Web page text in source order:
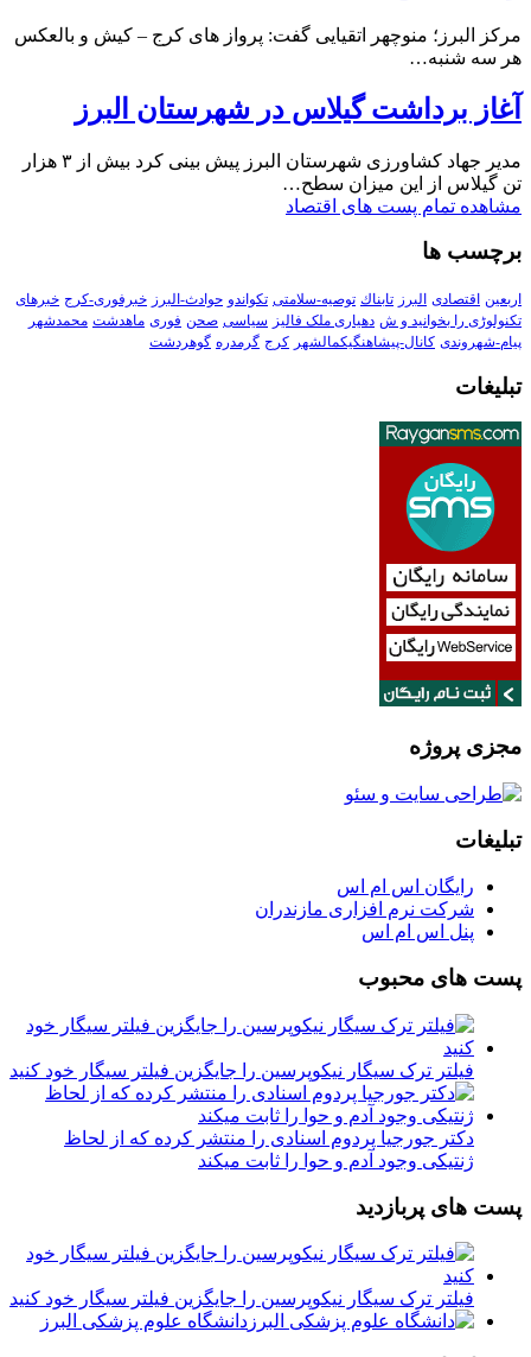
مرکز البرز؛ منوچهر اتقیایی گفت: پرواز های کرج – کیش و بالعکس
هر سه شنبه…
آغاز برداشت گیلاس در شهرستان البرز
مدیر جهاد کشاورزی شهرستان البرز پیش بینی کرد بیش از ۳ هزار
تن گیلاس از این میزان سطح…
مشاهده تمام پست های اقتصاد
برچسب ها
اربعین اقتصادی البرز تابناك توصیه-سلامتی تکواندو حوادث-البرز خبرفوری-کرج خبرهای
تکنولوڑی را بخوانید و ش دهیاری ملک فالیز سیاسی صحن فوری ماهدشت محمدشهر
پیام-شهروندی کانال-پیشاهنگیکمالشهر کرج گرمدره گوهردشت
تبلیغات
مجزی پروژه
تبلیغات
رایگان اس ام اس
شرکت نرم افزاری مازندران
پنل اس ام اس
پست های محبوب
فیلتر ترک سیگار نیکوپرسین را جایگزین فیلتر سیگار خود کنید
دکتر جورجیا پردوم اسنادی را منتشر کرده که از لحاظ
ژنتیکی وجود آدم و حوا را ثابت میکند
پست های پربازدید
فیلتر ترک سیگار نیکوپرسین را جایگزین فیلتر سیگار خود کنید
دانشگاه علوم پزشکی البرز